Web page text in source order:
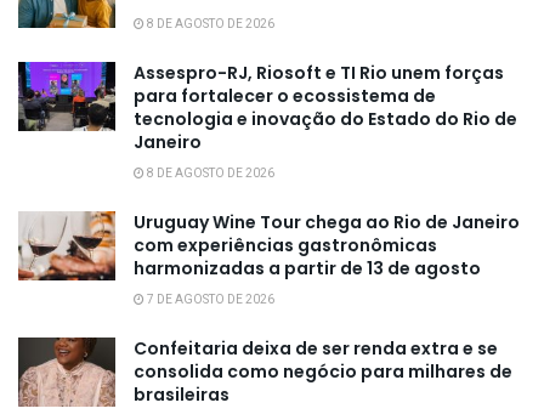
8 DE AGOSTO DE 2026
Assespro-RJ, Riosoft e TI Rio unem forças
para fortalecer o ecossistema de
tecnologia e inovação do Estado do Rio de
Janeiro
8 DE AGOSTO DE 2026
Uruguay Wine Tour chega ao Rio de Janeiro
com experiências gastronômicas
harmonizadas a partir de 13 de agosto
7 DE AGOSTO DE 2026
Confeitaria deixa de ser renda extra e se
consolida como negócio para milhares de
brasileiras